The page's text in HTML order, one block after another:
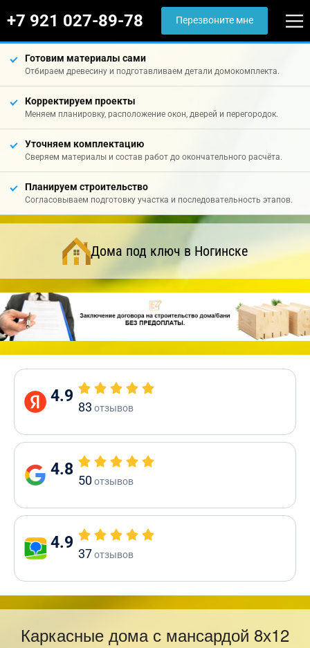
+7 921 027-89-78 Перезвоните мне
Готовим материалы сами
Отбираем древесину и подготавливаем детали домокомплекта.
Корректируем проекты
Меняем планировку, расположение окон, дверей и перегородок.
Уточняем комплектацию
Сверяем материалы и состав работ до окончательного расчёта.
Планируем строительство
Согласовываем подготовку участка и последовательность этапов.
Дома под ключ в Ногинске
4.9
83 отзывов
4.8
50отзывов
4.9
37отзывов
Каркасные дома с мансардой 8х12